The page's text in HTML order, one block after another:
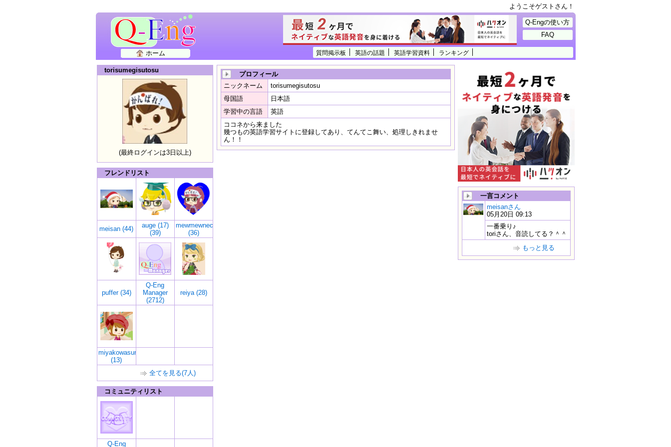
ようこそゲストさん！
質問掲示板 英語の話題 英語学習資料 ランキング
ホーム
Q-Engの使い方
FAQ
torisumegisutosu
(最終ログインは3日以上)
フレンドリスト
meisan (44)
auge (17)
(39)
mewmewneco
(36)
puffer (34)
Q-Eng
Manager
(2712)
reiya (28)
miyakowasure
(13)
全てを見る(7人)
コミュニティリスト
Q-Eng
プロフィール
ニックネーム
torisumegisutosu
母国語
日本語
学習中の言語
英語
ココネから来ました
幾つもの英語学習サイトに登録してあり、てんてこ舞い、処理しきれませ
ん！！
一言コメント
meisanさん
05月20日 09:13
一番乗り♪
toriさん、音読してる？＾＾
もっと見る